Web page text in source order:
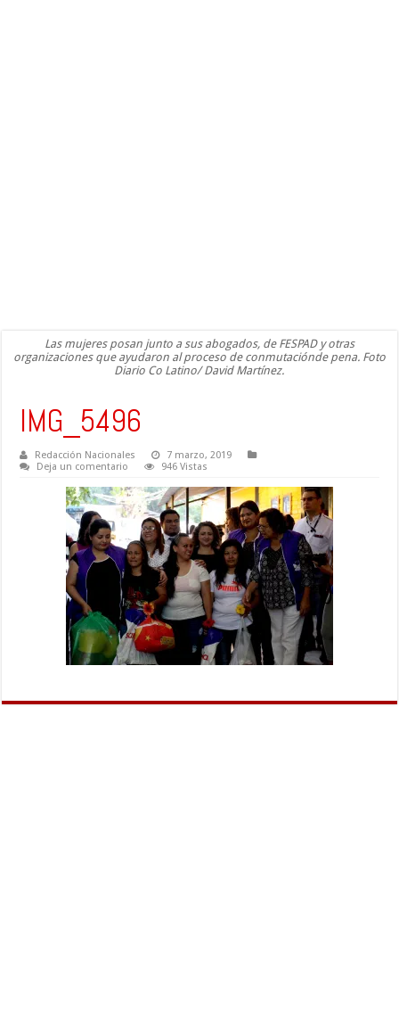
Las mujeres posan junto a sus abogados, de FESPAD y otras
organizaciones que ayudaron al proceso de conmutaciónde pena. Foto
Diario Co Latino/ David Martínez.
IMG_5496
Redacción Nacionales
7 marzo, 2019
Deja un comentario
946 Vistas